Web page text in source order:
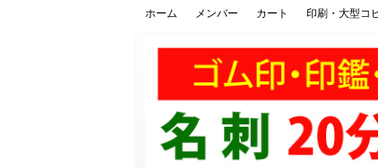
ホーム メンバー カート 印刷・大型コ
【熊本スピー